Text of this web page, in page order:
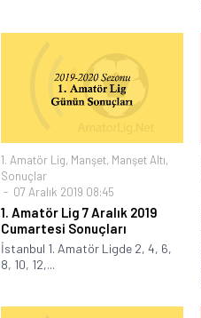
1. Amatör Lig, Manşet, Manşet Altı,
Sonuçlar
07 Aralık 2019 08:45
1. Amatör Lig 7 Aralık 2019
Cumartesi Sonuçları
İstanbul 1. Amatör Ligde 2, 4, 6,
8, 10, 12,...